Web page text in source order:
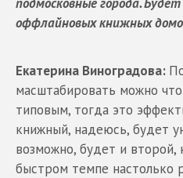
оффлайновых книжных
Екатерина Виноградова:
масштабировать можно
типовым, тогда это
книжный, надеюсь, будет
возможно, будет и второй,
быстром темпе настолько